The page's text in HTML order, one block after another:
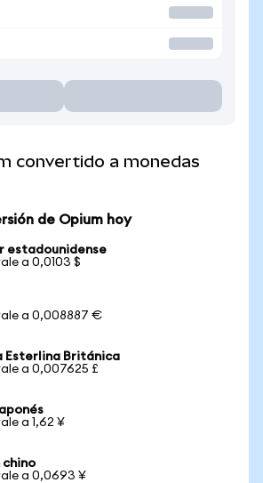
convertido a monedas
de Opium hoy
estadounidense
a 0,0103 $
a 0,008887 €
Esterlina Británica
a 0,007625 £
a 1,62 ¥
chino
a 0,0693 ¥